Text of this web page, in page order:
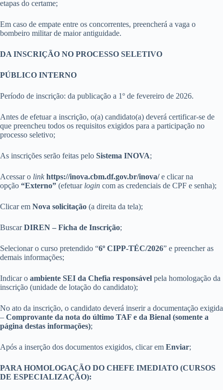
etapas do certame;
Em caso de empate entre os concorrentes, preencherá a vaga o
bombeiro militar de maior antiguidade.
DA INSCRIÇÃO NO PROCESSO SELETIVO
PÚBLICO INTERNO
Período de inscrição: da publicação a 1º de fevereiro de 2026.
Antes de efetuar a inscrição, o(a) candidato(a) deverá certificar-se de
que preencheu todos os requisitos exigidos para a participação no
processo seletivo;
As inscrições serão feitas pelo Sistema INOVA;
Acessar o link https://inova.cbm.df.gov.br/inova/e clicar na
opção “Externo” (efetuar login com as credenciais de CPF e senha);
Clicar em Nova solicitação (a direita da tela);
BuscarDIREN – Ficha de Inscrição;
Selecionar o curso pretendido “6º CIPP-TÉC/2026” e preencher as
demais informações;
Indicar o ambiente SEI da Chefia responsável pela homologação da
inscrição (unidade de lotação do candidato);
No ato da inscrição, o candidato deverá inserir a documentação exigida
– Comprovante da nota do último TAF e da Bienal (somente a
página destas informações);
Após a inserção dos documentos exigidos, clicar em Enviar;
PARA HOMOLOGAÇÃO DO CHEFE IMEDIATO (CURSOS
DE ESPECIALIZAÇÃO):